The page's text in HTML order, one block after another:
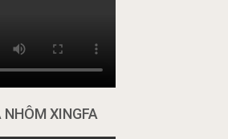
XINGFA